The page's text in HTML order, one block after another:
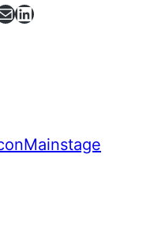
mail
LinkedIn
Mainstage